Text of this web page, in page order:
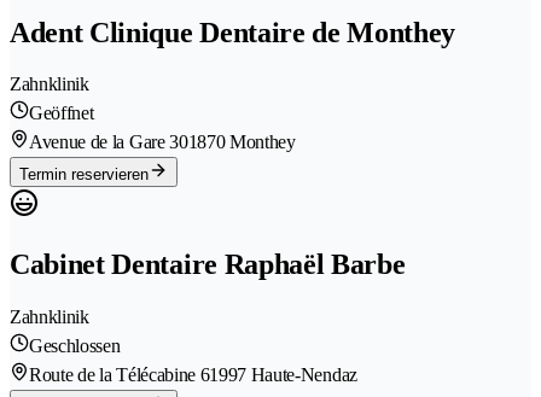
Adent Clinique Dentaire de Monthey
Zahnklinik
Geöffnet
Avenue de la Gare 301870 Monthey
Termin reservieren
Cabinet Dentaire Raphaël Barbe
Zahnklinik
Geschlossen
Route de la Télécabine 61997 Haute-Nendaz